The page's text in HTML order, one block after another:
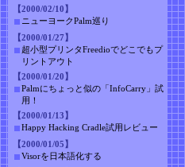
【2000/02/10】
ニューヨークPalm巡り
【2000/01/27】
超小型プリンタFreedioでどこでもプ
リントアウト
【2000/01/20】
Palmにちょっと似の「InfoCarry」試
用！
【2000/01/13】
Happy Hacking Cradle試用レビュー
【2000/01/05】
Visorを日本語化する